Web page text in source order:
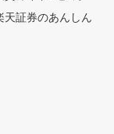
天証券のあんしん